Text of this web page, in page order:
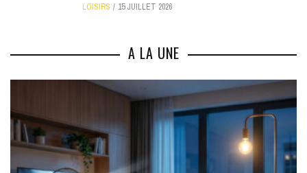
LOISIRS 15 JUILLET 2026
A LA UNE